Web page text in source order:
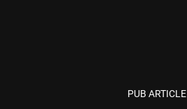
PUB ARTICLE